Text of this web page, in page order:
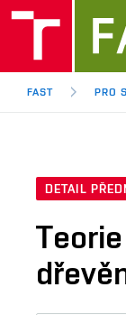
FAST PRO
DETAIL